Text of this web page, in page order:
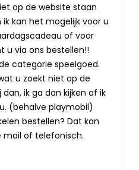
op de website staan
kan het mogelijk voor u
of voor
u via ons bestellen!!
categorie speelgoed.
u zoekt niet op de
ik ga dan kijken of ik
(behalve playmobil)
bestellen? Dat kan
mail of telefonisch.